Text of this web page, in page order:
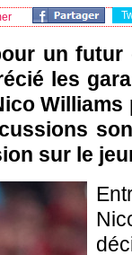
un
les
sur le